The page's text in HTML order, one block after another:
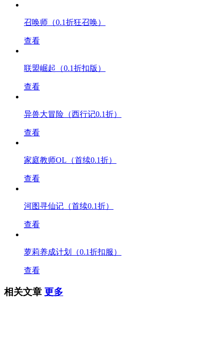
召唤师（0.1折狂召唤）
查看
联盟崛起（0.1折扣版）
查看
异兽大冒险（西行记0.1折）
查看
家庭教师OL（首续0.1折）
查看
河图寻仙记（首续0.1折）
查看
萝莉养成计划（0.1折扣服）
查看
相关文章 更多